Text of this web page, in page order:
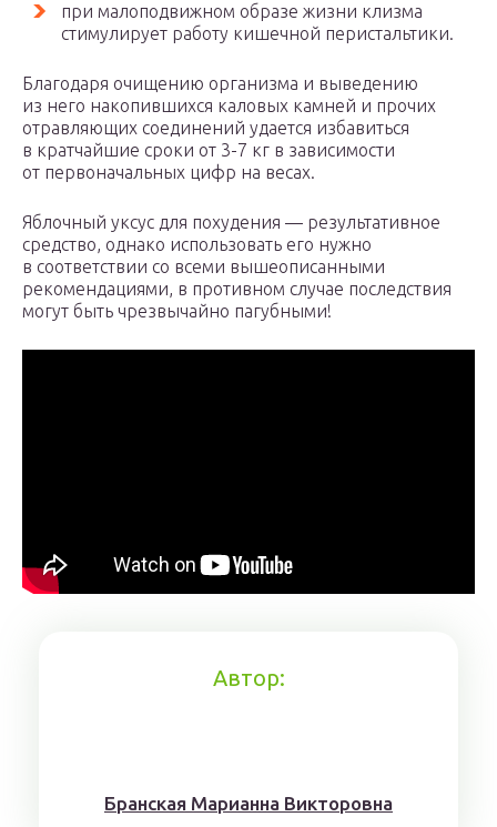
при малоподвижном образе жизни клизма
стимулирует работу кишечной перистальтики.
Благодаря очищению организма и выведению
из него накопившихся каловых камней и прочих
отравляющих соединений удается избавиться
в кратчайшие сроки от 3-7 кг в зависимости
от первоначальных цифр на весах.
Яблочный уксус для похудения — результативное
средство, однако использовать его нужно
в соответствии со всеми вышеописанными
рекомендациями, в противном случае последствия
могут быть чрезвычайно пагубными!
Автор:
Брaнскaя Мaрианнa Виктoрoвна